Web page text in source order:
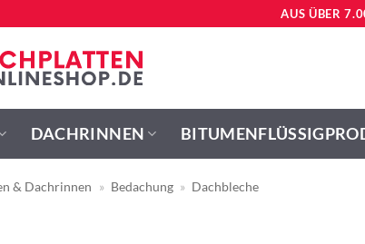
AUS ÜBER
DACHRINNEN
& Dachrinnen » Bedachung » Dachbleche